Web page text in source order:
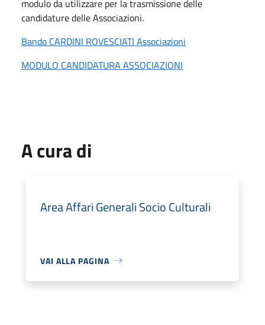
modulo da utilizzare per la trasmissione delle
candidature delle Associazioni.
Bando CARDINI ROVESCIATI Associazioni
MODULO CANDIDATURA ASSOCIAZIONI
A cura di
Area Affari Generali Socio Culturali
VAI ALLA PAGINA